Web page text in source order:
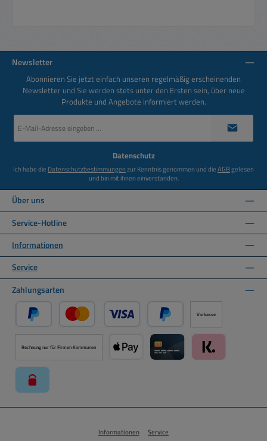
Newsletter
Abonnieren Sie jetzt einfach unseren regelmäßig erscheinenden
Newsletter und Sie werden stets unter den Ersten sein, über neue
Produkte und Angebote informiert werden.
Mail-
Adresse
Datenschutz
Ich habe die Datenschutzbestimmungenzur Kenntnis genommen und dieAGBgelesen
und bin mit ihnen einverstanden.
Über uns
Service-Hotline
Informationen
Service
Zahlungsarten
PayPal Kredit- oder Debitkarte über PayPal
Später Bezahlen über PayPal
Vorkasse
Rechnung nur für Firmen Kommunen
Informationen Service